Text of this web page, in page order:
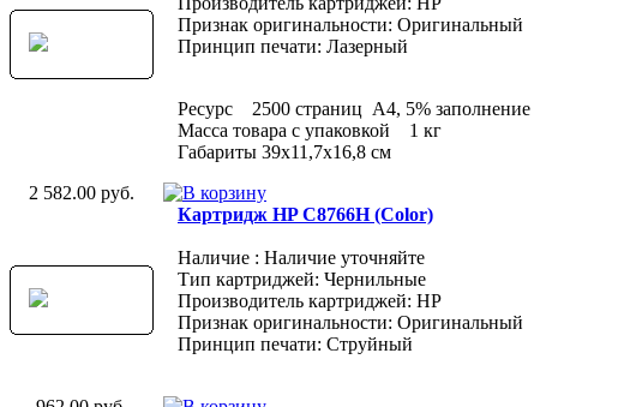
Признак оригинальности: Оригинальный
Принцип печати: Лазерный
Ресурс 2500 страниц A4, 5% заполнение
Масса товара с упаковкой 1 кг
Габариты 39x11,7x16,8 см
2 582.00 руб.
Картридж HP C8766H (Color)
Наличие : Наличие уточняйте
Тип картриджей: Чернильные
Производитель картриджей: HP
Признак оригинальности: Оригинальный
Принцип печати: Струйный